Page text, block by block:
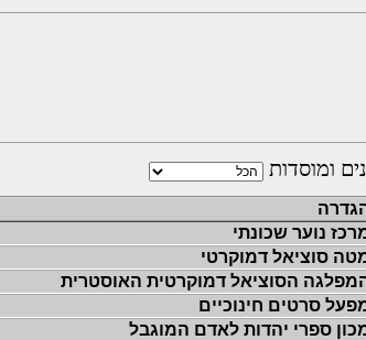
ומוסדות
נוער שכונתי
סוציאל דמוקרטי
הסוציאל דמוקרטית האוסטרית
סרטים חינוכיים
ספרי יהדות לאדם המוגבל